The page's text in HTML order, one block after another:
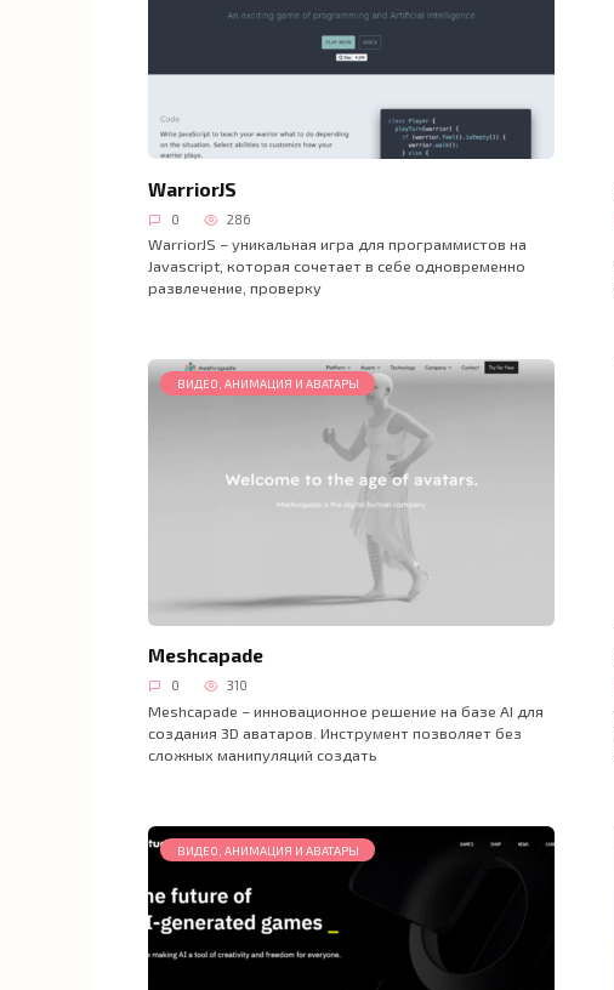
WarriorJS
0 286
WarriorJS – уникальная игра для программистов на
Javascript, которая сочетает в себе одновременно
развлечение, проверку
ВИДЕО, АНИМАЦИЯ И АВАТАРЫ
Meshcapade
0 310
Meshcapade – инновационное решение на базе AI для
создания 3D аватаров. Инструмент позволяет без
сложных манипуляций создать
ВИДЕО, АНИМАЦИЯ И АВАТАРЫ